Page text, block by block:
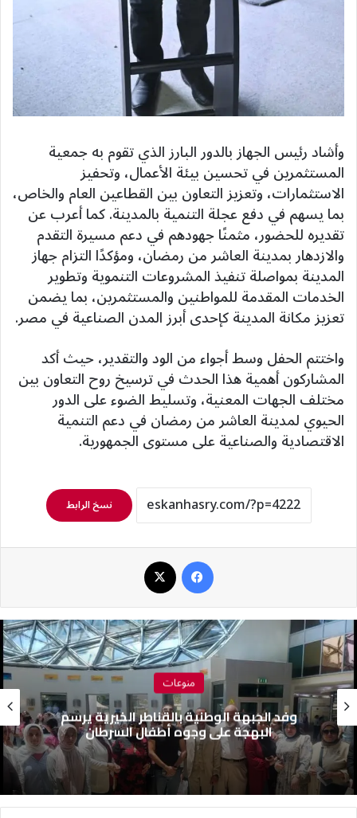
وأشاد رئيس الجهاز بالدور البارز الذي تقوم به جمعية
المستثمرين في تحسين بيئة الأعمال، وتحفيز
الاستثمارات، وتعزيز التعاون بين القطاعين العام والخاص،
بما يسهم في دفع عجلة التنمية بالمدينة. كما أعرب عن
تقديره للحضور، مثمنًا جهودهم في دعم مسيرة التقدم
والازدهار بمدينة العاشر من رمضان، ومؤكدًا التزام جهاز
المدينة بمواصلة تنفيذ المشروعات التنموية وتطوير
الخدمات المقدمة للمواطنين والمستثمرين، بما يضمن
تعزيز مكانة المدينة كإحدى أبرز المدن الصناعية في مصر.
واختتم الحفل وسط أجواء من الود والتقدير، حيث أكد
المشاركون أهمية هذا الحدث في ترسيخ روح التعاون بين
مختلف الجهات المعنية، وتسليط الضوء على الدور
الحيوي لمدينة العاشر من رمضان في دعم التنمية
الاقتصادية والصناعية على مستوى الجمهورية.
نسخ الرابط
منوعات
وفد الجبهة الوطنية بالقناطر الخيرية يرسم
البهجة على وجوه أطفال السرطان